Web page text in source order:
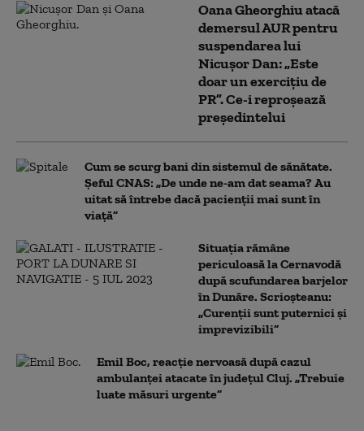
Oana Gheorghiu atacă
demersul AUR pentru
suspendarea lui
Nicușor Dan: „Este
doar un exercițiu de
PR”. Ce-i reproșează
președintelui
Cum se scurg bani din sistemul de sănătate.
Șeful CNAS: „De unde ne-am dat seama? Au
uitat să întrebe dacă pacienții mai sunt în
viață”
Situația rămâne
periculoasă la Cernavodă
după scufundarea barjelor
în Dunăre. Scrioșteanu:
„Curenții sunt puternici și
imprevizibili”
Emil Boc, reacție nervoasă după cazul
ambulanței atacate în județul Cluj. „Trebuie
luate măsuri urgente”